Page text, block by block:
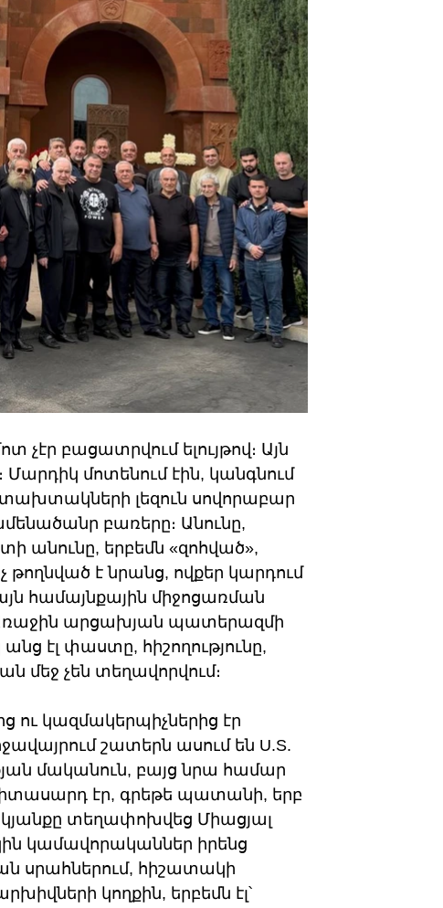
չէր բացատրվում ելույթով։ Այն
Մարդիկ մոտենում էին, կանգնում
լեզուն սովորաբար
բառերը։ Անունը,
անունը, երբեմն «զոհված»,
է նրանց, ովքեր կարդում
համայնքային միջոցառման
Առաջին արցախյան պատերազմի
էլ փաստը, հիշողությունը,
մեջ չեն տեղավորվում։
կազմակերպիչներից էր
շատերն ասում են U.S.
մականուն, բայց նրա համար
էր, գրեթե պատանի, երբ
տեղափոխվեց Միացյալ
կամավորականներ իրենց
սրահներում, հիշատակի
կողքին, երբեմն էլ՝